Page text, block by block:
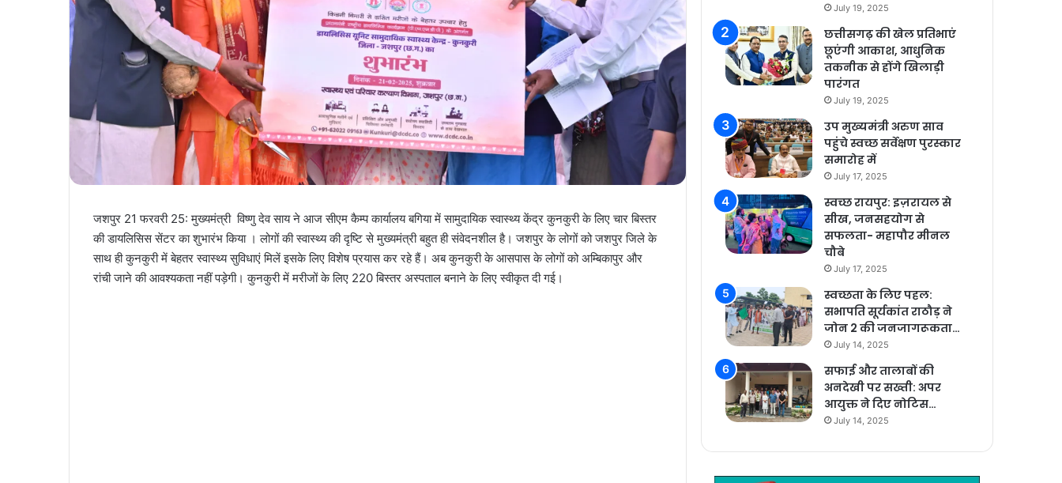
जशपुर 21 फरवरी 25: मुख्यमंत्री विष्णु देव साय ने आज सीएम कैम्प कार्यालय बगिया में सामुदायिक स्वास्थ्य केंद्र कुनकुरी के लिए चार बिस्तर
की डायलिसिस सेंटर का शुभारंभ किया ‌। लोगों की स्वास्थ्य की दृष्टि से मुख्यमंत्री बहुत ही संवेदनशील है। जशपुर के लोगों को जशपुर जिले के
साथ ही कुनकुरी में बेहतर स्वास्थ्य सुविधाएं मिलें इसके लिए विशेष प्रयास कर रहे हैं। अब कुनकुरी के आसपास के लोगों को अम्बिकापुर और
रांची जाने की आवश्यकता नहीं पड़ेगी। कुनकुरी में मरीजों के लिए 220 बिस्तर अस्पताल बनाने के लिए स्वीकृत दी गई।
July 19, 2025
छत्तीसगढ़ की खेल प्रतिभाएं
छूएंगी आकाश, आधुनिक
तकनीक से होंगे खिलाड़ी
पारंगत
July 19, 2025
उप मुख्यमंत्री अरुण साव
पहुंचे स्वच्छ सर्वेक्षण पुरस्कार
समारोह में
July 17, 2025
स्वच्छ रायपुर: इज़रायल से
सीख, जनसहयोग से
सफलता- महापौर मीनल
चौबे
July 17, 2025
स्वच्छता के लिए पहल:
सभापति सूर्यकांत राठौड़ ने
जोन 2 की जनजागरूकता…
July 14, 2025
सफाई और तालाबों की
अनदेखी पर सख्ती: अपर
आयुक्त ने दिए नोटिस…
July 14, 2025